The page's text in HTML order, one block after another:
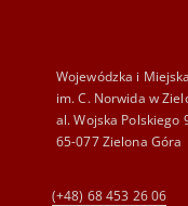
Wojewódzka i
im. C. Norwida w
al. Wojska Polskiego
65-077 Zielona Góra
(+48) 68 453 26 06